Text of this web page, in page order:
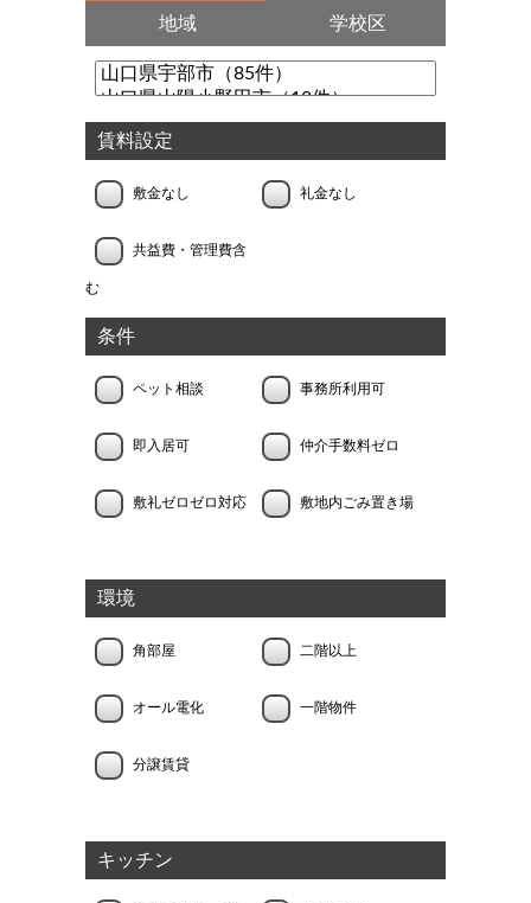
地域 学校区
賃料設定
敷金なし 礼金なし
共益費・管理費含
む
条件
ペット相談 事務所利用可
即入居可 仲介手数料ゼロ
敷礼ゼロゼロ対応 敷地内ごみ置き場
環境
角部屋 二階以上
オール電化 一階物件
分譲賃貸
キッチン